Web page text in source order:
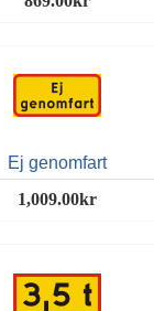
Ej genomfart
1,009.00kr